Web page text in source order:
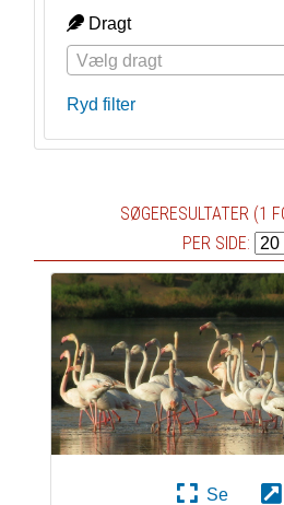
Dragt
Vælg dragt
Ryd filter
SØGERESULTATER (1
PER SIDE:
Se